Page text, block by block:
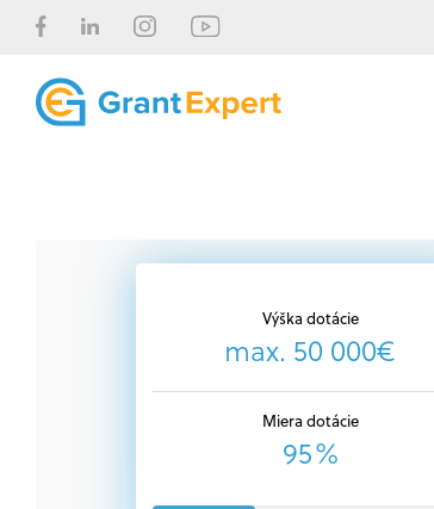
Výška dotácie
max. 50 000€
Miera dotácie
95%